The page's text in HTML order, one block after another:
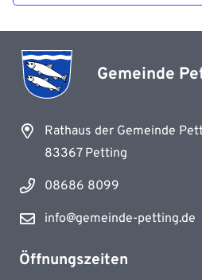
Gemeinde
Rathaus der Gemeinde
83367 Petting
08686 8099
info@gemeinde-petting.de
Öffnungszeiten